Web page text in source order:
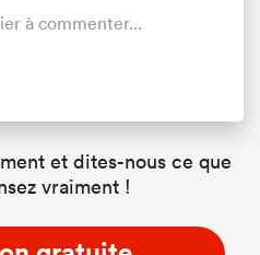
à commenter...
et dites-nous ce que
vraiment !